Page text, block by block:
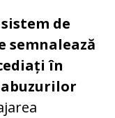
de
semnalează
în